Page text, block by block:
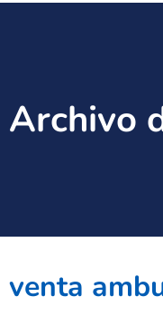
Archivo
venta